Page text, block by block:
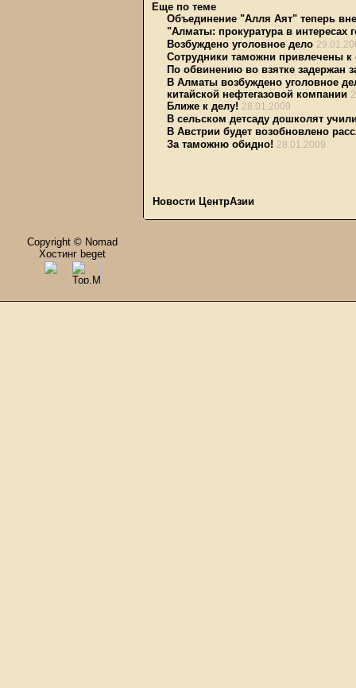
Еще по теме
Объединение "Алля Аят" теперь
"Алматы: прокуратура в интересах
Возбуждено уголовное дело
Сотрудники таможни привлечены к
По обвинению во взятке задержан
В Алматы возбуждено уголовное
китайской нефтегазовой компании
Ближе к делу! 28.01.2009
В сельском детсаду дошколят
В Австрии будет возобновлено
За таможню обидно! 28.01.2009
Новости ЦентрАзии
Copyright © Nomad
Хостинг beget